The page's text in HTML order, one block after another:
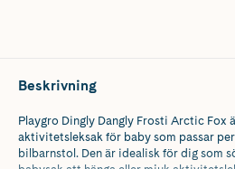
Beskrivning
Playgro Dingly Dangly Frosti Arctic Fox
aktivitetsleksak för baby som passar
bilbarnstol. Den är idealisk för dig som